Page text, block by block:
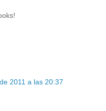
2011 a las 20:37